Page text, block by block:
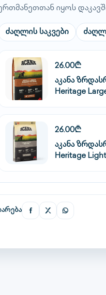
იყოს
ძაღლის საკვები
26.00₾
აკანა
Heritage
26.00₾
აკანა
Heritage